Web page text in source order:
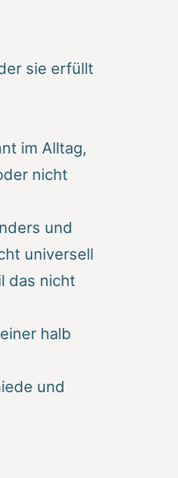
sie erfüllt
im Alltag,
nicht
und
universell
das nicht
halb
und